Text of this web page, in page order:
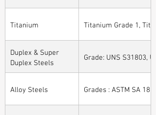
Titanium Titanium Grade 1,
Duplex & Super
Duplex Steels
Grade: UNS S31803,
Alloy Steels Grades : ASTM SA